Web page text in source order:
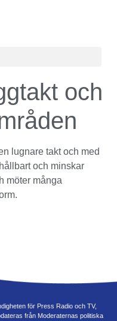
och
lugnare takt och med
och minskar
möter många
för Press Radio och TV,
från Moderaternas politiska